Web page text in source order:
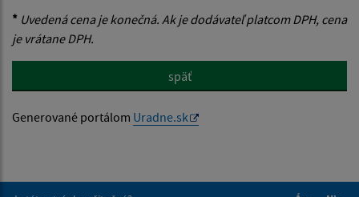
* Uvedená cena je konečná. Ak je dodávateľ platcom DPH, cena
je vrátane DPH.
späť
Generované portálom Uradne.sk